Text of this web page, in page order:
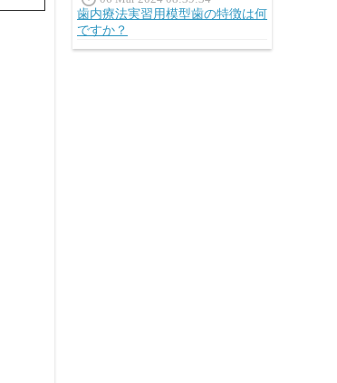
歯内療法実習用模型歯の特徴は何
ですか？